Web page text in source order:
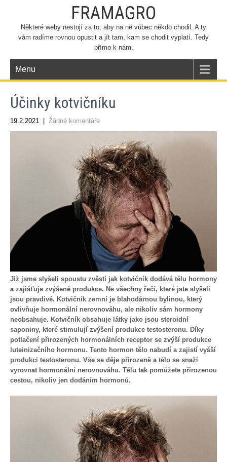
FRAMAGRO
Některé weby nestojí za to, aby na ně vůbec někdo chodil. A ty
vám radíme rovnou opustit a jít tam, kam se chodit vyplatí. Tedy
přímo k nám.
Menu
Účinky kotvičníku
19.2.2021 Žádné komentáře
Již jsme slyšeli spoustu zvěstí jak kotvičník dodává tělu hormony
a zajišťuje zvýšené produkce. Ne všechny řeči, které jste slyšeli
jsou pravdivé. Kotvičník zemní je blahodárnou bylinou, který
ovlivňuje hormonální nerovnováhu, ale nikoliv sám hormony
neobsahuje. Kotvičník obsahuje látky jako jsou steroidní
saponiny, které stimulují zvýšení produkce testosteronu. Díky
potlačení přirozených hormonálních receptor se zvýší produkce
luteinizačního hormonu. Tento hormon tělo nabudí a zajistí vyšší
produkci testosteronu. Vše se děje přirozeně a tělo se snaží
vyrovnat hormonální nerovnováhu. Tělu tak pomůžete přirozenou
cestou, nikoliv jen dodáním hormonů.